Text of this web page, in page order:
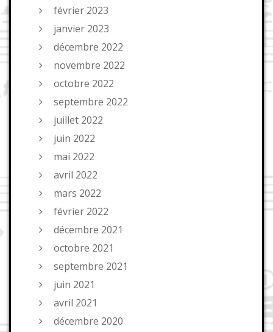
février 2023
janvier 2023
décembre 2022
novembre 2022
octobre 2022
septembre 2022
juillet 2022
juin 2022
mai 2022
avril 2022
mars 2022
février 2022
décembre 2021
octobre 2021
septembre 2021
juin 2021
avril 2021
décembre 2020